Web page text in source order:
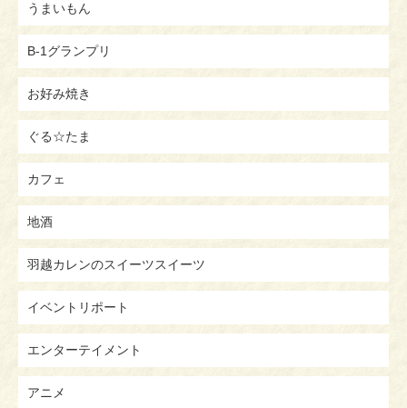
うまいもん
B-1グランプリ
お好み焼き
ぐる☆たま
カフェ
地酒
羽越カレンのスイーツスイーツ
イベントリポート
エンターテイメント
アニメ